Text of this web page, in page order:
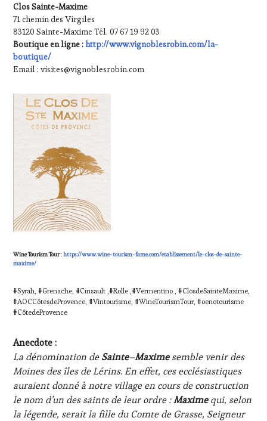
DE
LA
HAUTE
GASTRONOMIE
FRANÇAISE
MÉDIAS,
ÉCRITE,
RADIO,
,
PRODUCTEURS
TERROIR
PROVENCE,
VAR,
VIGNOBLES,
VOUCHER,
FAME,
WINETASTINGVOUCHER.COM
Clos Sainte-Maxime
71 chemin des Virgiles
83120 Sainte-Maxime Tél. 07 67 19 92 03
Boutique en ligne :http://www.vignoblesrobin.com/la-
boutique/
Email : visites@vignoblesrobin.com
Wine Tourism Tour:https://www.wine-tourism-fame.com/etablissement/le-clos-de-sainte-
maxime/
#Syrah, #Grenache, #Cinsault ,#Rolle ,#Vermentino , #ClosdeSainteMaxime,
#AOCCôtesdeProvence, #Vintourisme, #WineTourismTour, #oenotourisme
#CôtedeProvence
Anecdote :
La dénomination deSainte–Maximesemble venir des
Moines des îles de Lérins. En effet, ces ecclésiastiques
auraient donné à notre village en cours de construction
le nom d’un des saints de leur ordre :Maximequi, selon
la légende, serait la fille du Comte de Grasse, Seigneur